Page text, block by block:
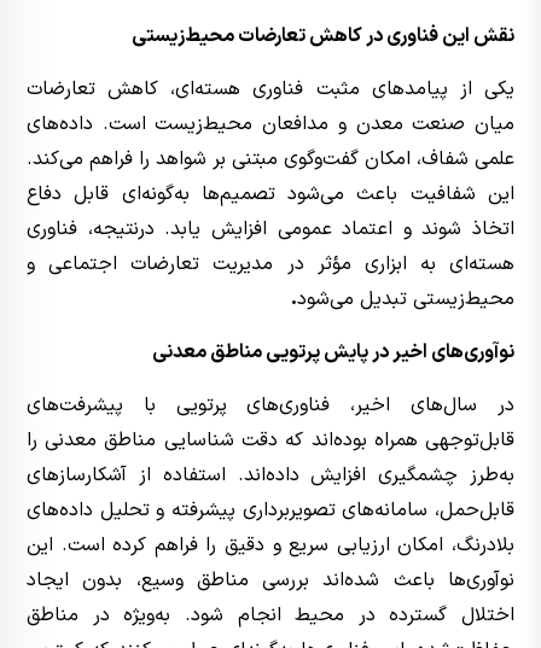
نقش این فناوری در کاهش تعارضات محیط‌زیستی
یکی از پیامدهای مثبت فناوری هسته‌ای، کاهش تعارضات
میان صنعت معدن و مدافعان محیط‌زیست است. داده‌های
علمی شفاف، امکان گفت‌وگوی مبتنی بر شواهد را فراهم می‌کند.
این شفافیت باعث می‌شود تصمیم‌ها به‌گونه‌ای قابل دفاع
اتخاذ شوند و اعتماد عمومی افزایش یابد. درنتیجه، فناوری
هسته‌ای به ابزاری مؤثر در مدیریت تعارضات اجتماعی و
محیط‌زیستی تبدیل می‌شود.
نوآوری‌های اخیر در پایش پرتویی مناطق معدنی
در سال‌های اخیر، فناوری‌های پرتویی با پیشرفت‌های
قابل‌توجهی همراه بوده‌اند که دقت شناسایی مناطق معدنی را
به‌طرز چشمگیری افزایش داده‌اند. استفاده از آشکارسازهای
قابل‌حمل، سامانه‌های تصویربرداری پیشرفته و تحلیل داده‌های
بلادرنگ، امکان ارزیابی سریع و دقیق را فراهم کرده است. این
نوآوری‌ها باعث شده‌اند بررسی مناطق وسیع، بدون ایجاد
اختلال گسترده در محیط انجام شود. به‌ویژه در مناطق